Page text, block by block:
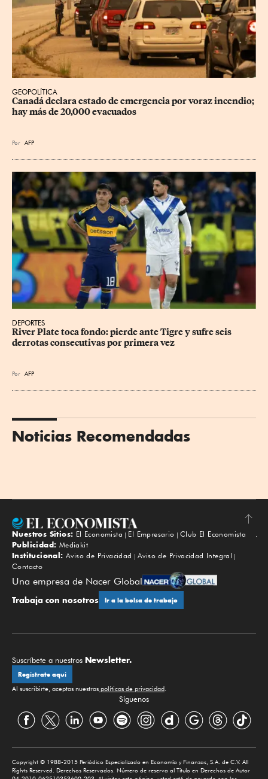
GEOPOLÍTICA
Canadá declara estado de emergencia por voraz incendio;
hay más de 20,000 evacuados
Por AFP
DEPORTES
River Plate toca fondo: pierde ante Tigre y sufre seis
derrotas consecutivas por primera vez
Por AFP
Noticias Recomendadas
Subir
Nuestros Sitios: El Economista El Empresario
Club El Economista
Publicidad: Mediakit
Institucional: Aviso de Privacidad
Aviso de Privacidad Integral
Contacto
Una empresa de Nacer Global
Trabaja con nosotros Ir a la bolsa de trabajo
Suscríbete a nuestros Newsletter.
Regístrate aquí
Al suscribirte, aceptas nuestras políticas de privacidad
Síguenos
Copyright © 1988-2015 Periódico Especializado en Economía y Finanzas, S.A. de C.V. All
Rights Reserved. Derechos Reservados. Número de reserva al Título en Derechos de Autor